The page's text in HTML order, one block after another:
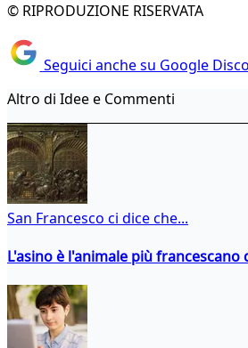
© RIPRODUZIONE RISERVATA
Seguici anche su Google
Altro di Idee e Commenti
San Francesco ci dice che...
L'asino è l'animale più francescano